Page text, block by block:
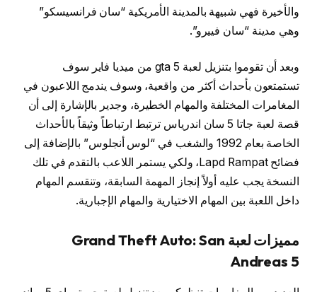
والأخيرة فهي شبيهة بالمدينة الأمريكية “سان فرانسيسكو”
وهي مدينة “سان فييرو”.
وبعد أن تقوموا بتنزيل لعبة gta 5 من ميديا فاير سوف
تستمتعون بأحداث أكثر من واقعية، وسوف يندمج اللاعبون في
المغامرات المختلفة والمهام الخطيرة، وجدير بالإشارة إلى أن
قصة لعبة جاتا 5 سان اندرياس ترتبط ارتباطاً وثيقاً بالأحداث
الخاصة بعام 1992 والشغب في “لوس أنجلوس” بالإضافة إلى
فضائح Lapd Rampat، ولكي يستمر اللاعب بالتقدم في تلك
النسخة يجب عليه أولاً إنجاز المهمة السابقة، وتنقسم المهام
داخل اللعبة بين المهام الاختيارية والمهام الإجبارية.
مميزات لعبة Grand Theft Auto: San
Andreas 5